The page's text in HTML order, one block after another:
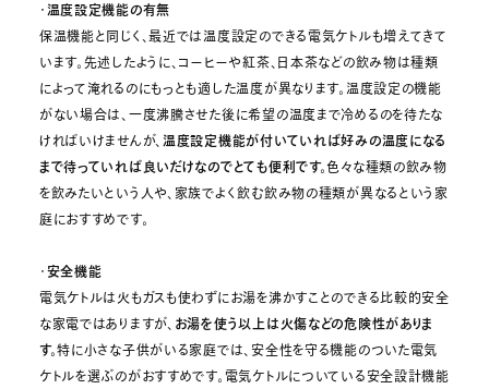
・温度設定機能の有無
保温機能と同じく、最近では温度設定のできる電気ケトルも増えてきて
います。先述したように、コーヒーや紅茶、日本茶などの飲み物は種類
によって淹れるのにもっとも適した温度が異なります。温度設定の機能
がない場合は、一度沸騰させた後に希望の温度まで冷めるのを待たな
ければいけませんが、温度設定機能が付いていれば好みの温度になる
まで待っていれば良いだけなのでとても便利です。色々な種類の飲み物
を飲みたいという人や、家族でよく飲む飲み物の種類が異なるという家
庭におすすめです。
・安全機能
電気ケトルは火もガスも使わずにお湯を沸かすことのできる比較的安全
な家電ではありますが、 お湯を使う以上は火傷などの危険性がありま
す。特に小さな子供がいる家庭では、安全性を守る機能のついた電気
ケトルを選ぶのがおすすめです。電気ケトルについている安全設計機能